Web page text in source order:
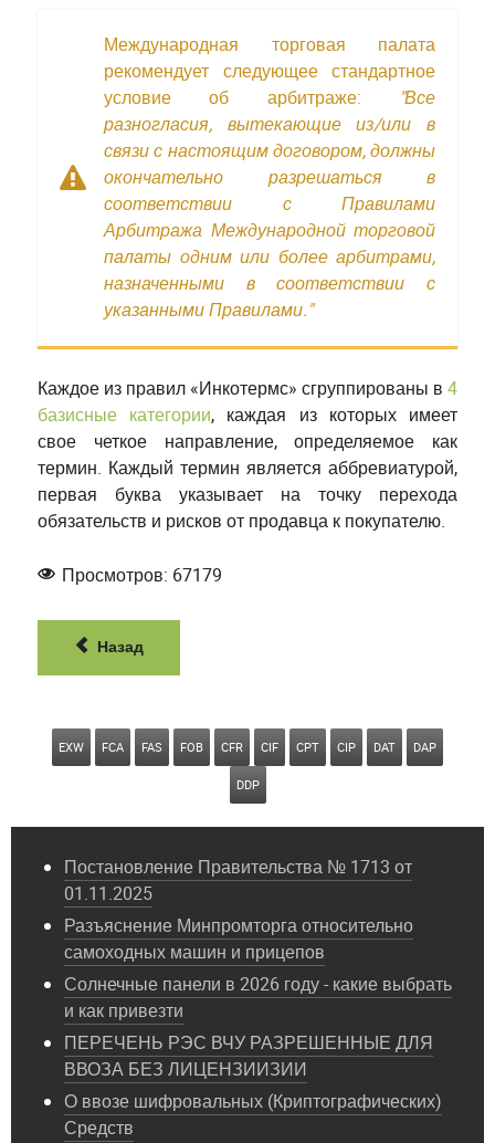
Международная торговая палата
рекомендует следующее стандартное
условие об арбитраже: "Все
разногласия, вытекающие из/или в
связи с настоящим договором, должны
окончательно разрешаться в
соответствии с Правилами
Арбитража Международной торговой
палаты одним или более арбитрами,
назначенными в соответствии с
указанными Правилами."
Каждое из правил «Инкотермс» сгруппированы в 4
базисные категории, каждая из которых имеет
свое четкое направление, определяемое как
термин. Каждый термин является аббревиатурой,
первая буква указывает на точку перехода
обязательств и рисков от продавца к покупателю.
Просмотров: 67179
Назад
EXW FCA FAS FOB CFR CIF CPT CIP DAT DAP
DDP
Постановление Правительства № 1713 от
01.11.2025
Разъяснение Минпромторга относительно
самоходных машин и прицепов
Солнечные панели в 2026 году - какие выбрать
и как привезти
ПЕРЕЧЕНЬ РЭС ВЧУ РАЗРЕШЕННЫЕ ДЛЯ
ВВОЗА БЕЗ ЛИЦЕНЗИИЗИИ
О ввозе шифровальных (Криптографических)
Средств